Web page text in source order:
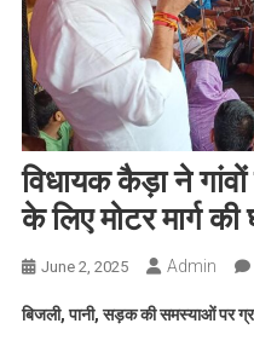
विधायक कैड़ा ने
के लिए मोटर मार्ग की
June 2, 2025 Admin
बिजली, पानी, सड़क की समस्याओं पर